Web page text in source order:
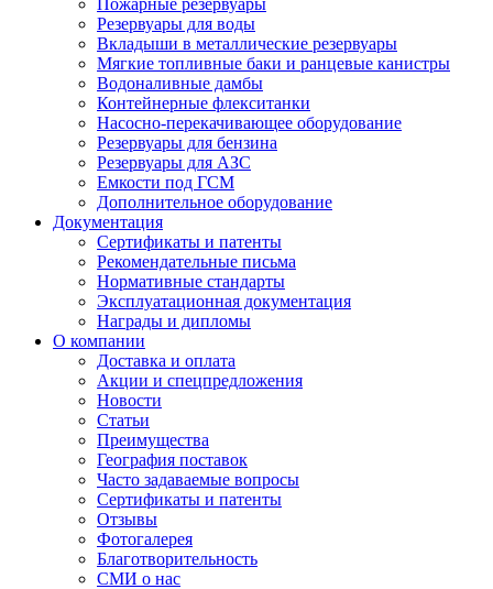
Пожарные резервуары
Резервуары для воды
Вкладыши в металлические резервуары
Мягкие топливные баки и ранцевые канистры
Водоналивные дамбы
Контейнерные флекситанки
Насосно-перекачивающее оборудование
Резервуары для бензина
Резервуары для АЗС
Емкости под ГСМ
Дополнительное оборудование
Документация
Сертификаты и патенты
Рекомендательные письма
Нормативные стандарты
Эксплуатационная документация
Награды и дипломы
О компании
Доставка и оплата
Акции и спецпредложения
Новости
Статьи
Преимущества
География поставок
Часто задаваемые вопросы
Сертификаты и патенты
Отзывы
Фотогалерея
Благотворительность
СМИ о нас